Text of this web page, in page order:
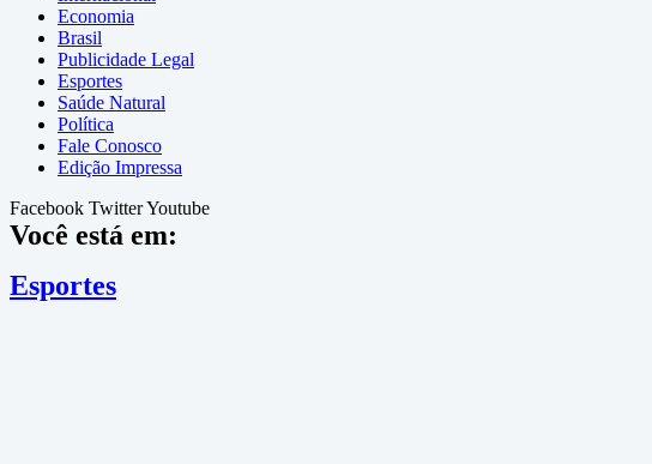
Economia
Brasil
Publicidade Legal
Esportes
Saúde Natural
Política
Fale Conosco
Edição Impressa
Facebook TwitterYoutube
Você está em:
Esportes